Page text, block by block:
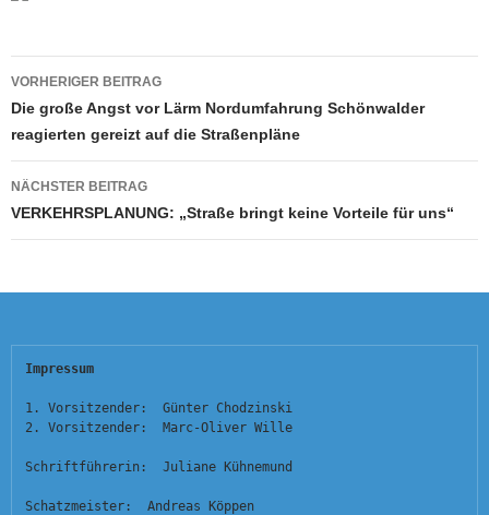
Beitragsnavigation
VORHERIGER BEITRAG
Die große Angst vor Lärm Nordumfahrung Schönwalder
reagierten gereizt auf die Straßenpläne
NÄCHSTER BEITRAG
VERKEHRSPLANUNG: „Straße bringt keine Vorteile für uns“
Impressum
1. Vorsitzender:  Günter Chodzinski
2. Vorsitzender:  Marc-Oliver Wille
Schriftführerin:  Juliane Kühnemund
Schatzmeister:  Andreas Köppen